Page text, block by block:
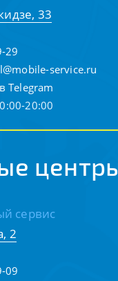
33
29
service.ru
Telegram
20:00
сервис
2
09